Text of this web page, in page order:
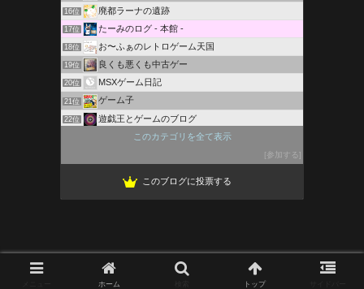
16位 廃都ラーナの遺跡
17位 たーみのログ - 本館 -
18位 お〜ふぁのレトロゲーム天国
19位 良くも悪くも中古ゲー
20位 MSXゲーム日記
21位 ゲーム子
22位 遊戯王とゲームのブログ
ちばっしーのドラクエブログ
このカテゴリを全て表示
参加する
このブログに投票する
ホーム トップ